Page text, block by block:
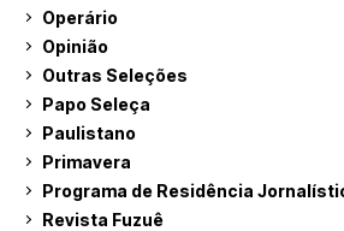
Operário
Opinião
Outras Seleções
Papo Seleça
Paulistano
Primavera
Programa de Residência
Revista Fuzuê